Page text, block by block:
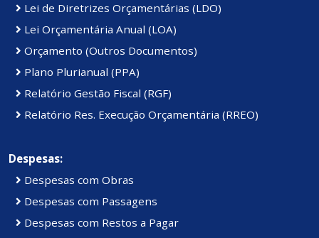
Lei de Diretrizes Orçamentárias (LDO)
Lei Orçamentária Anual (LOA)
Orçamento (Outros Documentos)
Plano Plurianual (PPA)
Relatório Gestão Fiscal (RGF)
Relatório Res. Execução Orçamentária (RREO)
Despesas:
Despesas com Obras
Despesas com Passagens
Despesas com Restos a Pagar